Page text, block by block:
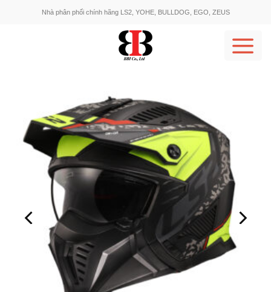
Nhà phân phối chính hãng LS2, YOHE, BULLDOG, EGO, ZEUS